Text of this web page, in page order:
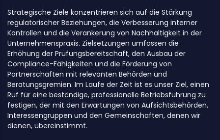
Strategische Ziele konzentrieren sich auf die Stärkung
regulatorischer Beziehungen, die Verbesserung interner
Kontrollen und die Verankerung von Nachhaltigkeit in der
Unternehmenspraxis. Zielsetzungen umfassen die
Erhöhung der Prüfungsbereitschaft, den Ausbau der
Compliance-Fähigkeiten und die Förderung von
Partnerschaften mit relevanten Behörden und
Beratungsgremien. Im Laufe der Zeit ist es unser Ziel, einen
Ruf für eine beständige, professionelle Betriebsführung zu
festigen, der mit den Erwartungen von Aufsichtsbehörden,
Interessengruppen und den Gemeinschaften, denen wir
dienen, übereinstimmt.